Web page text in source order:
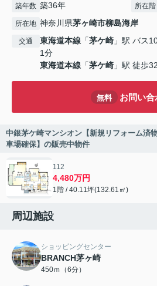
築年数 築36年 所在階
所在地 神奈川県茅ヶ崎市柳島海岸
交通 東海道本線 「茅ケ崎 」駅 バス
1分
東海道本線 「茅ケ崎 」駅 徒歩
無料 お問い合
中銀茅ケ崎マンシオン【新規リフォーム済
車場確保】の販売中物件
112
4,480万円
1階 / 40.11坪(132.61㎡)
周辺施設
ショッピングセンター
BRANCH茅ヶ崎
450ｍ（6分）